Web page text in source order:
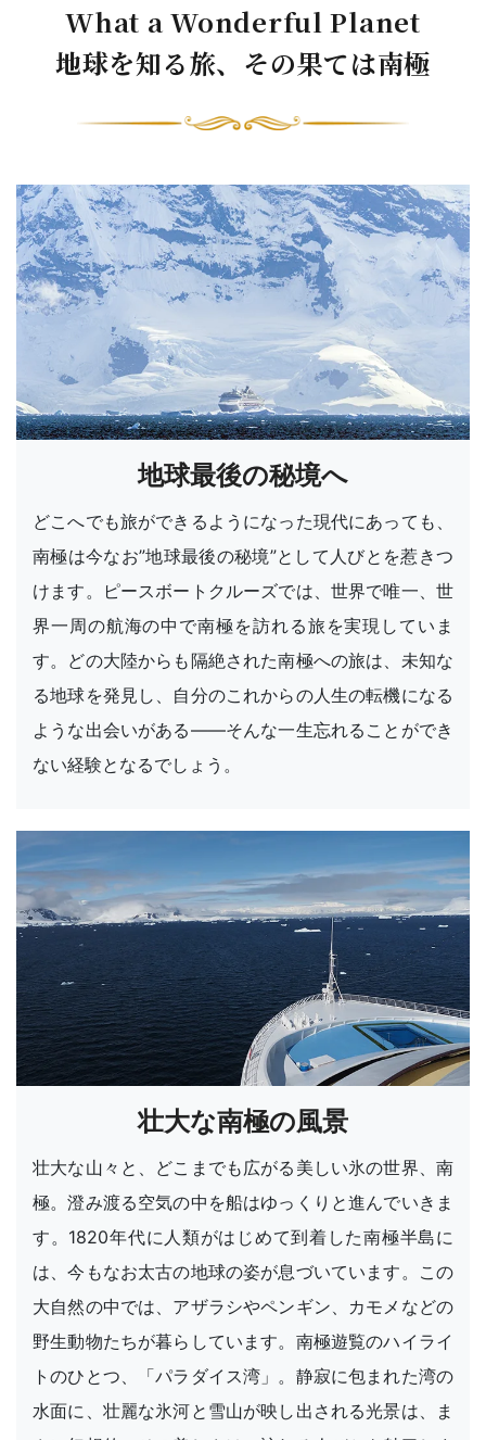
What a Wonderful Planet
地球を知る旅、その果ては南極
地球最後の秘境へ
どこへでも旅ができるようになった現代にあっても、
南極は今なお”地球最後の秘境”として人びとを惹きつ
けます。ピースボートクルーズでは、世界で唯一、世
界一周の航海の中で南極を訪れる旅を実現していま
す。どの大陸からも隔絶された南極への旅は、未知な
る地球を発見し、自分のこれからの人生の転機になる
ような出会いがある――そんな一生忘れることができ
ない経験となるでしょう。
壮大な南極の風景
壮大な山々と、どこまでも広がる美しい氷の世界、南
極。澄み渡る空気の中を船はゆっくりと進んでいきま
す。1820年代に人類がはじめて到着した南極半島に
は、今もなお太古の地球の姿が息づいています。この
大自然の中では、アザラシやペンギン、カモメなどの
野生動物たちが暮らしています。南極遊覧のハイライ
トのひとつ、「パラダイス湾」。静寂に包まれた湾の
水面に、壮麗な氷河と雪山が映し出される光景は、ま